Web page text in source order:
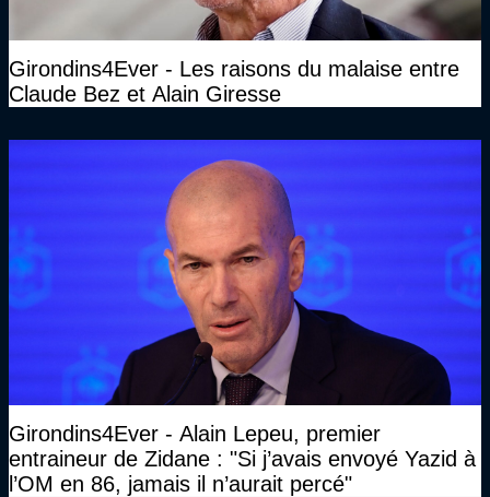
Girondins4Ever - Les raisons du malaise entre
Claude Bez et Alain Giresse
Girondins4Ever - Alain Lepeu, premier
entraineur de Zidane : "Si j’avais envoyé Yazid à
l’OM en 86, jamais il n’aurait percé"